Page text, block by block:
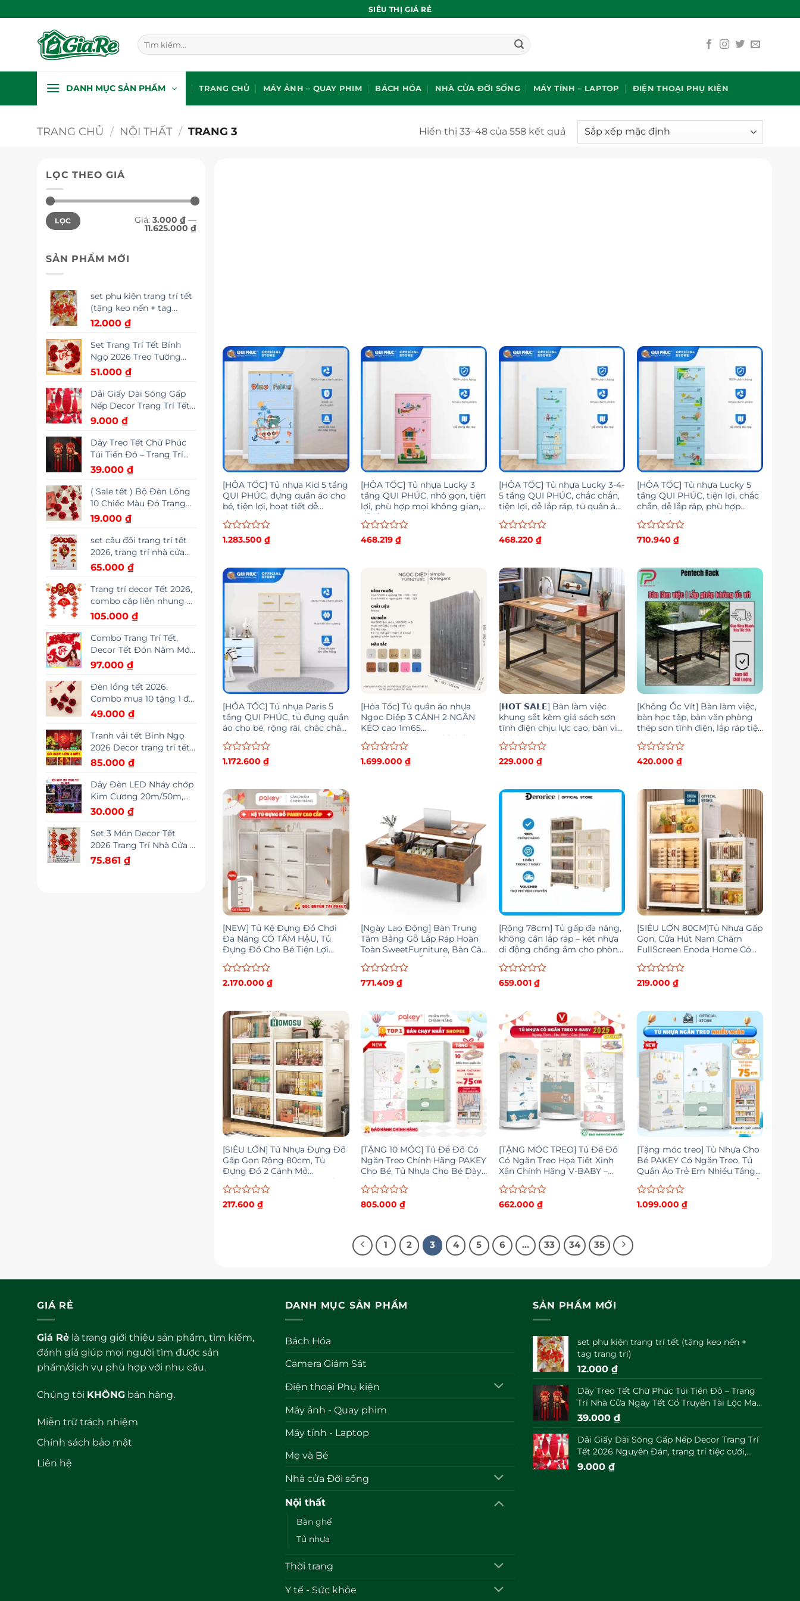
qua
SIÊU THỊ GIÁ RẺ
Tìm
kiếm:
DANH MỤC SẢN PHẨM TRANG CHỦ MÁY ẢNH – QUAY PHIM BÁCH HÓA NHÀ CỬA ĐỜI SỐNG MÁY TÍNH – LAPTOP ĐIỆN THOẠI PHỤ KIỆN
TRANG CHỦ / NỘI THẤT / TRANG 3 Hiển thị 33–48 của 558 kết quả
LỌC THEO GIÁ
Giá
tối
thiểu
Giá
tối
đa
LỌC Giá: 3.000 ₫—
11.625.000 ₫
SẢN PHẨM MỚI
set phụ kiện trang trí tết
(tặng keo nến + tag
trang trí)
12.000 ₫
Set Trang Trí Tết Bính
Ngọ 2026 Treo Tường
Gồm Quạt Giấy, Chữ Tết,
Cành Đào Đông May
Mắn | HAPPY DECOR
51.000 ₫
Dải Giấy Dài Sóng Gấp
Nếp Decor Trang Trí Tết
2026 Nguyên Đán, trang
trí tiệc cưới, trung thu
decor
9.000 ₫
Dây Treo Tết Chữ Phúc
Túi Tiền Đỏ – Trang Trí
Nhà Cửa Ngày Tết Cổ
Truyền Tài Lộc May Mắn
Đầu Năm
39.000 ₫
( Sale tết ) Bộ Đèn Lồng
10 Chiếc Màu Đỏ Trang
Trí Nhà Cửa Cây Cảnh
Dịp Tết, Miễn Phí Vận
Chuyển (có phân loại 2-
10 cái)
19.000 ₫
set câu đối trang trí tết
2026, trang trí nhà cửa
OV
65.000 ₫
Trang trí decor Tết 2026,
combo cặp liễn nhung +
khánh Tết size to 45cm
tặng kèm móc treo
105.000 ₫
Combo Trang Trí Tết,
Decor Tết Đón Năm Mới
Xuân Bính Ngọ 2026, Set
Đầy Đủ Tặng Kèm Keo
Nến TET
97.000 ₫
Đèn lồng tết 2026.
Combo mua 10 tặng 1 đủ
bộ mẫu mã treo trang
trí, derco cây cảnh
phòng tết,….
49.000 ₫
Tranh vải tết Bính Ngọ
2026 Decor trang trí tết
nguyên đán Kết Hợp
Nghệ Thuật Và Văn Hóa
Truyền Thống
85.000 ₫
Dây Đèn LED Nháy chớp
Kim Cương 20m/50m,
đèn trang trí cây thông
trang trí tết cao cấp
30.000 ₫
Set 3 Món Decor Tết
2026 Trang Trí Nhà Cửa &
Cửa Hàng – Mành Treo
Chữ Tết + Dây Vạn Sự
75.861 ₫
[HỎA TỐC] Tủ nhựa Kid 5 tầng
QUI PHÚC, đựng quần áo cho
bé, tiện lợi, hoạt tiết dễ
thương
Được
0
5
sao
1.283.500₫
[HỎA TỐC] Tủ nhựa Lucky 3
tầng QUI PHÚC, nhỏ gọn, tiện
lợi, phù hợp mọi không gian,
dễ lắp ráp
Được
468.219₫
[HỎA TỐC] Tủ nhựa Lucky 3-4-
5 tầng QUI PHÚC, chắc chắn,
tiện lợi, dễ lắp ráp, tủ quần áo
đa năng
Được
0
5
sao
468.220₫
[HỎA TỐC] Tủ nhựa Lucky 5
tầng QUI PHÚC, tiện lợi, chắc
chắn, dễ lắp ráp, phù hợp
đựng đồ cho bé
Được
0
5
sao
710.940 ₫
[HỎA TỐC] Tủ nhựa Paris 5
tầng QUI PHÚC, tủ đựng quần
áo cho bé, rộng rãi, chắc chắn,
tiện lợi
Được
0
5
sao
1.172.600₫
[Hỏa Tốc] Tủ quần áo nhựa
Ngọc Diệp 3 CÁNH 2 NGĂN
KÉO cao 1m65
SEFD3C1652NK – Có bánh xe –
Khách tự lắp
Được
1.699.000₫
[𝗛𝗢𝗧 𝗦𝗔𝗟𝗘] Bàn làm việc
khung sắt kèm giá sách sơn
tĩnh điện chịu lực cao, bàn vi
tính hoặc bàn học, làm việc
lắp ráp
Được
0
5
229.000₫
[Không Ốc Vít] Bàn làm việc,
bàn học tập, bàn văn phòng
thép sơn tĩnh điện, lắp ráp tiện
lợi
Được
0
420.000 ₫
[NEW] Tủ Kệ Đựng Đồ Chơi
Đa Năng CÓ TẤM HẬU, Tủ
Đựng Đồ Cho Bé Tiện Lợi
Nhựa Nguyên Sinh An Toàn
Được
0
5
2.170.000₫
[Ngày Lao Động] Bàn Trung
Tâm Bằng Gỗ Lắp Ráp Hoàn
Toàn SweetFurniture, Bàn Cà
Phê Có Ngăn Ẩn, Để Bàn
Nâng Hiện Đại Cho Phòng
Khách Gia Đình Văn Phòng
Được
sao
771.409₫
[Rộng 78cm] Tủ gấp đa năng,
không cần lắp ráp – két nhựa
di động chống ẩm cho phòng
khách và phòng ngủ
Được
sao
659.001₫
[SIÊU LỚN 80CM]Tủ Nhựa Gấp
Gọn, Cửa Hút Nam Châm
FullScreen Enoda Home Có
Bánh Xe Di Chuyển Tiện Lợi
TUN058
Được
0
sao
219.000 ₫
[SIÊU LỚN] Tủ Nhựa Đựng Đồ
Gấp Gọn Rộng 80cm, Tủ
Đựng Đồ 2 Cánh Mở
FullScreen, Bánh Xe 360 Di
Chuyển Tiện Lợi TUN058
Được
217.600₫
[TẶNG 10 MÓC] Tủ Để Đồ Có
Ngăn Treo Chính Hãng PAKEY
Cho Bé, Tủ Nhựa Cho Bé Dày
Dặn Có Bánh Xe Di Chuyển
Tiện Lợi
Được
5
sao
805.000₫
[TẶNG MÓC TREO] Tủ Để Đồ
Có Ngăn Treo Họa Tiết Xinh
Xắn Chính Hãng V-BABY –
Nhựa PP An Toàn Cho Bé
Được
5
sao
662.000₫
[Tặng móc treo] Tủ Nhựa Cho
Bé PAKEY Có Ngăn Treo, Tủ
Quần Áo Trẻ Em Nhiều Tầng
Có Bánh Xe Tiện Lợi, Mới Nhất
2026
Được
1.099.000 ₫
1 2 3 4 5 6 … 33 34 35
GIÁ RẺ
Giá Rẻ là trang giới thiệu sản phẩm, tìm kiếm,
đánh giá giúp mọi người tìm được sản
phẩm/dịch vụ phù hợp với nhu cầu.
Chúng tôi KHÔNG bán hàng.
Miễn trừ trách nhiệm
Chính sách bảo mật
Liên hệ
DANH MỤC SẢN PHẨM
Bách Hóa
Camera Giám Sát
Điện thoại Phụ kiện
Máy ảnh - Quay phim
Máy tính - Laptop
Mẹ và Bé
Nhà cửa Đời sống
Nội thất
Bàn ghế
Tủ nhựa
Thời trang
Y tế - Sức khỏe
SẢN PHẨM MỚI
set phụ kiện trang trí tết (tặng keo nến +
tag trang trí)
12.000₫
Dây Treo Tết Chữ Phúc Túi Tiền Đỏ – Trang
Trí Nhà Cửa Ngày Tết Cổ Truyền Tài Lộc May
Mắn Đầu Năm
39.000₫
Dải Giấy Dài Sóng Gấp Nếp Decor Trang Trí
Tết 2026 Nguyên Đán, trang trí tiệc cưới,
trung thu decor
9.000₫